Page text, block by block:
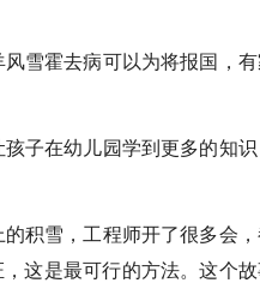
雪霍去病可以为将报国，
子在幼儿园学到更多的知
积雪，工程师开了很多会
这是最可行的方法。这个